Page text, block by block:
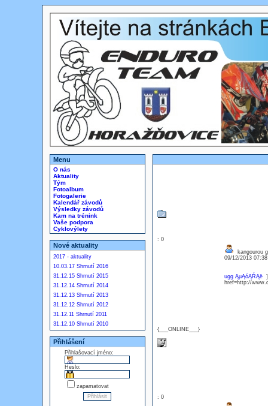
Menu
O nás
Aktuality
Tým
Fotoalbum
Fotogalerie
Kalendář závodů
Výsledky závodů
Kam na trénink
Vaše podpora
Cyklovýlety
Nové aktuality
2017 - aktuality
10.03.17 Shrnutí 2016
31.12.15 Shrnutí 2015
31.12.14 Shrnutí 2014
31.12.13 Shrnutí 2013
31.12.12 Shrnutí 2012
31.12.11 Shrnutí 2011
31.12.10 Shrnutí 2010
Přihlášení
Přihlašovací jméno:
Heslo:
zapamatovat
: 0
{___ONLINE___}
kangourou
09/12/2013
ugg ĄµĄóĄŔĄë
href=http://
: 0